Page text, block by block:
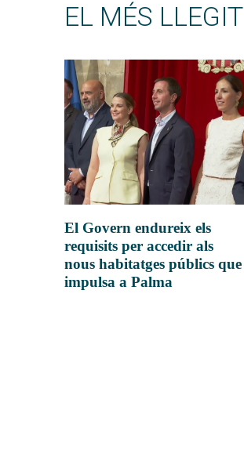
EL MÉS LLEGIT
El Govern endureix els
requisits per accedir als
nous habitatges públics que
impulsa a Palma